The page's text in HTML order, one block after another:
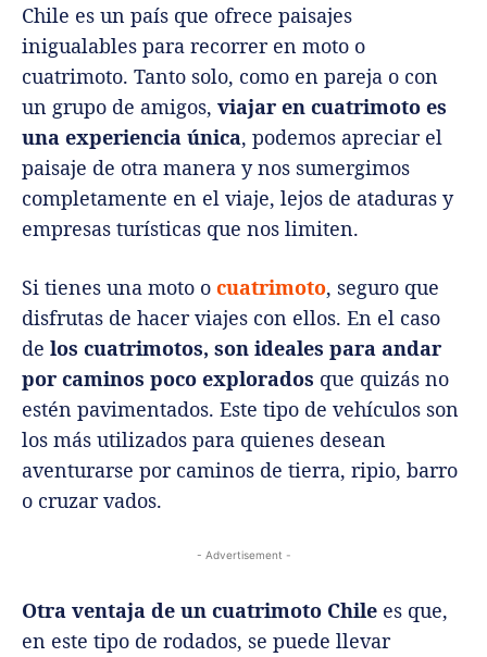
Chile es un país que ofrece paisajes
inigualables para recorrer en moto o
cuatrimoto. Tanto solo, como en pareja o con
un grupo de amigos, viajar en cuatrimoto es
una experiencia única, podemos apreciar el
paisaje de otra manera y nos sumergimos
completamente en el viaje, lejos de ataduras y
empresas turísticas que nos limiten.
Si tienes una moto o cuatrimoto, seguro que
disfrutas de hacer viajes con ellos. En el caso
de los cuatrimotos, son ideales para andar
por caminos poco explorados que quizás no
estén pavimentados. Este tipo de vehículos son
los más utilizados para quienes desean
aventurarse por caminos de tierra, ripio, barro
o cruzar vados.
- Advertisement -
Otra ventaja de un cuatrimoto Chile es que,
en este tipo de rodados, se puede llevar